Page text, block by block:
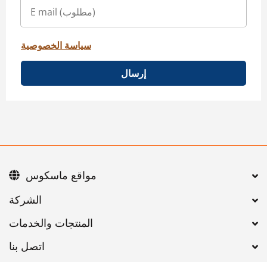
سياسة الخصوصية
إرسال
اتصل بنا
مواقع ماسكوس